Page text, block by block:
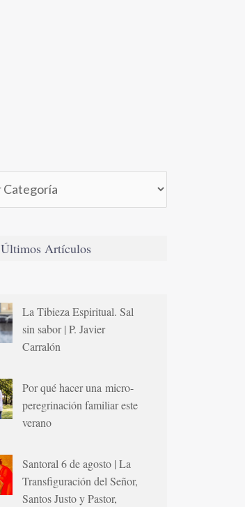
Últimos Artículos
La Tibieza Espiritual. Sal
sin sabor | P. Javier
Carralón
Por qué hacer una micro-
peregrinación familiar este
verano
Santoral 6 de agosto | La
Transfiguración del Señor,
Santos Justo y Pastor,